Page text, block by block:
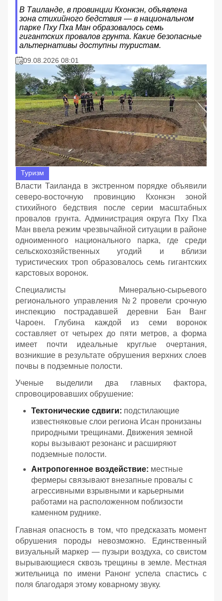
В Таиланде, в провинции Кхонкэн, объявлена
зона стихийного бедствия — в национальном
парке Пху Пха Ман образовалось семь
гигантских провалов грунта. Какие безопасные
альтернативы доступны туристам.
09.08.2026 08:01
Туризм
Власти Таиланда в экстренном порядке объявили
северо-восточную провинцию Кхонкэн зоной
стихийного бедствия после серии масштабных
провалов грунта. Администрация округа Пху Пха
Ман ввела режим чрезвычайной ситуации в районе
одноименного национального парка, где среди
сельскохозяйственных угодий и вблизи
туристических троп образовалось семь гигантских
карстовых воронок.
Специалисты Минерально-сырьевого
регионального управления №2 провели срочную
инспекцию пострадавшей деревни Бан Ванг
Чароен. Глубина каждой из семи воронок
составляет от четырех до пяти метров, а форма
имеет почти идеальные круглые очертания,
возникшие в результате обрушения верхних слоев
почвы в подземные полости.
Ученые выделили два главных фактора,
спровоцировавших обрушение:
Тектонические сдвиги: подстилающие
известняковые слои региона Исан пронизаны
природными трещинами. Движения земной
коры вызывают резонанс и расширяют
подземные полости.
Антропогенное воздействие: местные
фермеры связывают внезапные провалы с
агрессивными взрывными и карьерными
работами на расположенном поблизости
каменном руднике.
Главная опасность в том, что предсказать момент
обрушения породы невозможно. Единственный
визуальный маркер — пузыри воздуха, со свистом
вырывающиеся сквозь трещины в земле. Местная
жительница по имени Ранонг успела спастись с
поля благодаря этому коварному звуку.